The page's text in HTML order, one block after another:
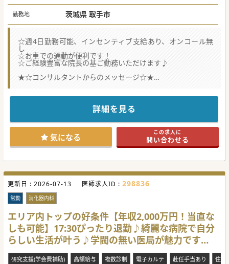
勤務地 茨城県 取手市
☆週4日勤務可能、インセンティブ支給あり、オンコール無
し
☆お車での通勤が便利です！
☆ご経験豊富な院長の基ご勤務いただけます♪
★☆コンサルタントからのメッセージ☆★
取手市周辺の地域医療を担っているクリニックにて、整形外
些細なことでも相談しやすい心の近さが魅力のクリニックに
是非お力添えいただける先生をお待ちしております！
#秋入職可
詳細を見る
気になる この求人に
問い合わせる
更新日 : 2026-07-13 医師求人ID : 298836
常勤 消化器内科
エリア内トップの好条件【年収2,000万円！当直な
しも可能】17:30ぴったり退勤♪綺麗な病院で自分
らしい生活が叶う♪学閥の無い医局が魅力です
♪[茨城県取手市]
研究支援(学会費補助) 高額給与 複数診制 電子カルテ 赴任手当あり 住宅